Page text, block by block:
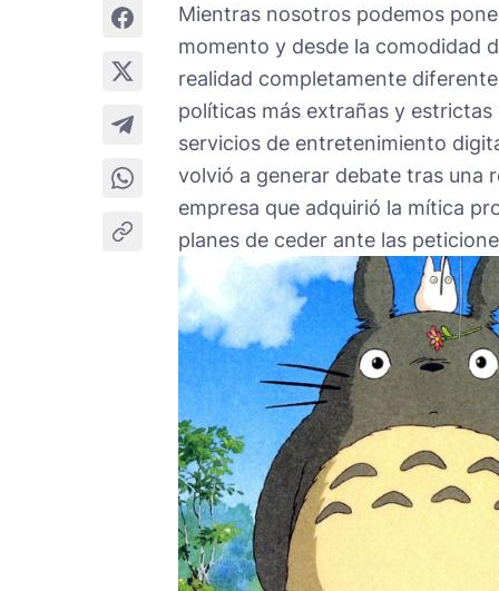
Mientras nosotros podemos
momento y desde la comodidad
realidad completamente
políticas más extrañas y
servicios de entretenimiento
volvió a generar debate tras una
empresa que adquirió la mítica
planes de ceder ante las